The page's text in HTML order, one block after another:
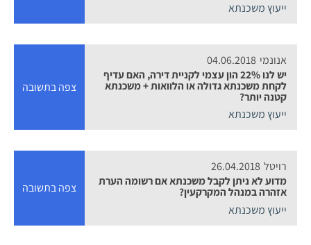
ייעוץ משכנתא
אנונמי 04.06.2018
יש לנו 22% הון עצמי לקניית דירה, האם עדיף
לקחת משכנתא גדולה או הלוואות + משכנתא
קטנה יותר?
ייעוץ משכנתא
צפה בתשובה
רויטל 26.04.2018
מדוע לא ניתן לקבל משכנתא אם רשומה הערת
אזהרה במנהל המקרקעין?
ייעוץ משכנתא
צפה בתשובה